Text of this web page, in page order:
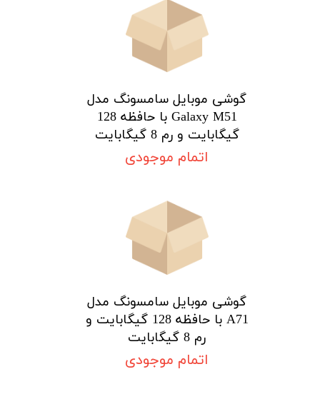
گوشی موبایل سامسونگ مدل
Galaxy M51 با حافظه 128
گیگابایت و رم 8 گیگابایت
اتمام موجودی
گوشی موبایل سامسونگ مدل
A71 با حافظه 128 گیگابایت و
رم 8 گیگابایت
اتمام موجودی